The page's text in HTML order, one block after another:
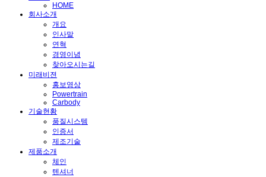
HOME
회사소개
개요
인사말
연혁
경영이념
찾아오시는길
미래비젼
홍보영상
Powertrain
Carbody
기술현황
품질시스템
인증서
제조기술
제품소개
체인
텐셔너